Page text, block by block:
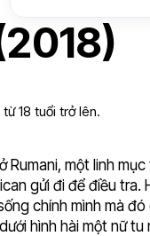
18 tuổi trở lên.
Rumani, một linh
gửi đi để điều tra.
chính mình mà
hình hài một nữ tu